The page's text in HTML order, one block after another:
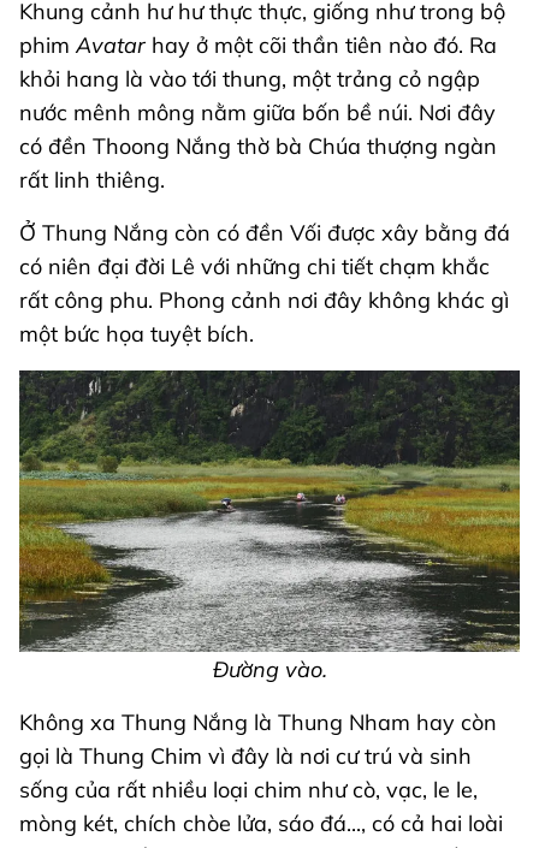
Khung cảnh hư hư thực thực, giống như trong bộ
phimAvatar hay ở một cõi thần tiên nào đó. Ra
khỏi hang là vào tới thung, một trảng cỏ ngập
nước mênh mông nằm giữa bốn bề núi. Nơi đây
có đền Thoong Nắng thờ bà Chúa thượng ngàn
rất linh thiêng.
Ở Thung Nắng còn có đền Vối được xây bằng đá
có niên đại đời Lê với những chi tiết chạm khắc
rất công phu. Phong cảnh nơi đây không khác gì
một bức họa tuyệt bích.
Đường vào.
Không xa Thung Nắng là Thung Nham hay còn
gọi là Thung Chim vì đây là nơi cư trú và sinh
sống của rất nhiều loại chim như cò, vạc, le le,
mòng két, chích chòe lửa, sáo đá..., có cả hai loài